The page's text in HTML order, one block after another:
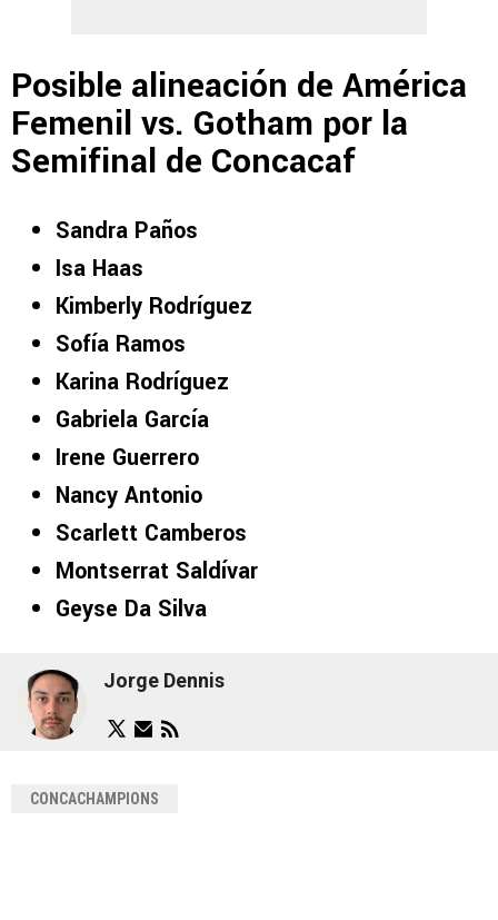
Posible alineación de América
Femenil vs. Gotham por la
Semifinal de Concacaf
Sandra Paños
Isa Haas
Kimberly Rodríguez
Sofía Ramos
Karina Rodríguez
Gabriela García
Irene Guerrero
Nancy Antonio
Scarlett Camberos
Montserrat Saldívar
Geyse Da Silva
Jorge Dennis
CONCACHAMPIONS